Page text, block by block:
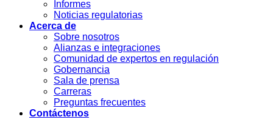
Informes
Noticias regulatorias
Acerca de
Sobre nosotros
Alianzas e integraciones
Comunidad de expertos en regulación
Gobernancia
Sala de prensa
Carreras
Preguntas frecuentes
Contáctenos